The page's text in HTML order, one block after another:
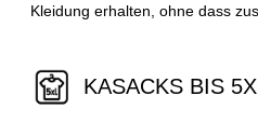
Kleidung erhalten, ohne dass
KASACKS BIS